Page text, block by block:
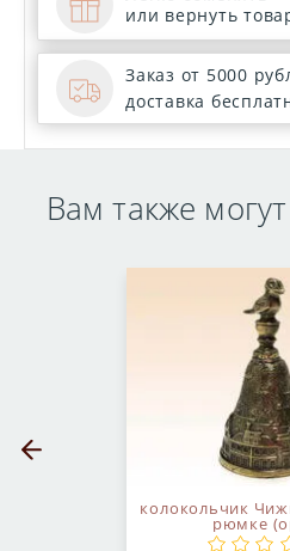
или вернуть
Заказ от 5000
доставка
Вам также
колокольчик
рюмке
Предыдущий слайд